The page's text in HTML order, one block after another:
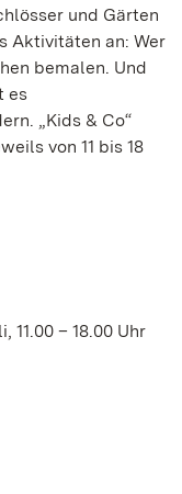
und Gärten
Aktivitäten an: Wer
bemalen. Und
es
„Kids & Co“
von 11 bis 18
11.00 – 18.00 Uhr